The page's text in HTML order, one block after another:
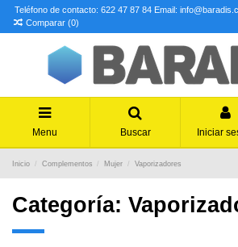
Teléfono de contacto: 622 47 87 84 Email:
Comparar (0)
Menu Buscar Iniciar
Inicio Complementos Mujer Vaporizadores
Categoría: